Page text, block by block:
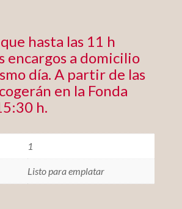
hasta las 11 h
encargos a domicilio
día. A partir de las
en la Fonda
h.
1
Listo para emplatar